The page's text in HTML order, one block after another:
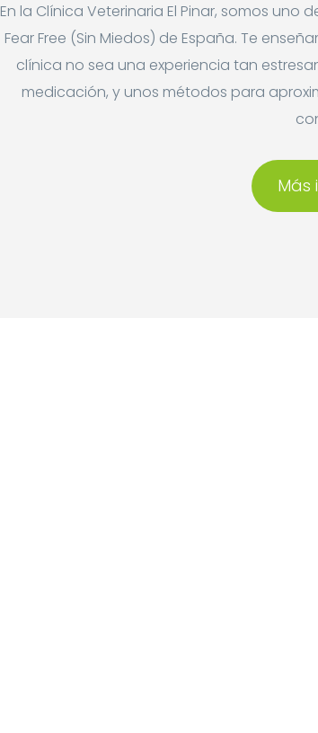
En la Clínica Veterinaria El Pinar, somos
Fear Free (Sin Miedos) de España. Te
clínica no sea una experiencia tan
medicación, y unos métodos para
Más